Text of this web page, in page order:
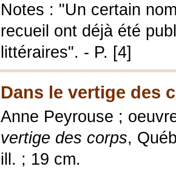
Notes : "Un certain
recueil ont déjà été
littéraires". - P. [4]
Dans le vertige des
Anne Peyrouse ;
vertige des corps,
ill. ; 19 cm.